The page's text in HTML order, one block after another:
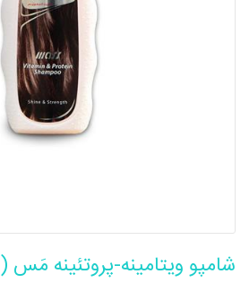
شامپو ویتامینه-پروتئینه مَس (400 گرمی)